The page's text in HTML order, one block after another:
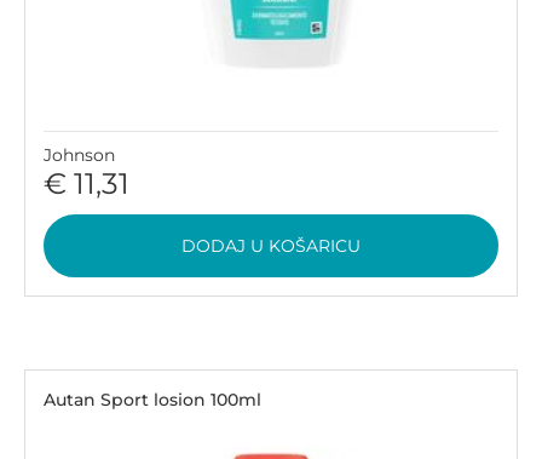
Johnson
€ 11,31
DODAJ U KOŠARICU
Autan Sport losion 100ml